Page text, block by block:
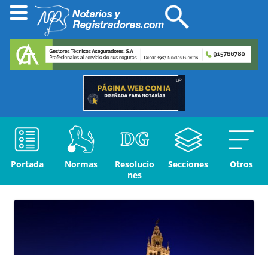
Portada Normas
Resolucio
nes
Secciones Otros